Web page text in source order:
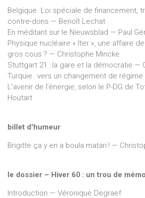
Belgique. Loi spéciale de financement,
contre-dons — Benoît Lechat
En méditant sur le Nieuwsblad — Paul
Physique nucléaire « Iter », une affaire
gros cous ? — Christophe Mincke
Stuttgart 21 : la gare et la démocratie —
Turquie : vers un changement de
L'avenir de l'énergie, selon le P-DG de
Houtart
billet d'humeur
Brigitte ça y en a boula matari ! —
le dossier – Hiver 60 : un trou de
Introduction — Véronique Degraef